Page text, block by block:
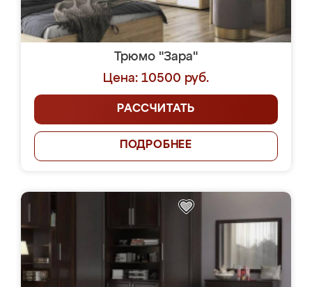
Трюмо "Зара"
Цена: 10500 руб.
РАССЧИТАТЬ
ПОДРОБНЕЕ